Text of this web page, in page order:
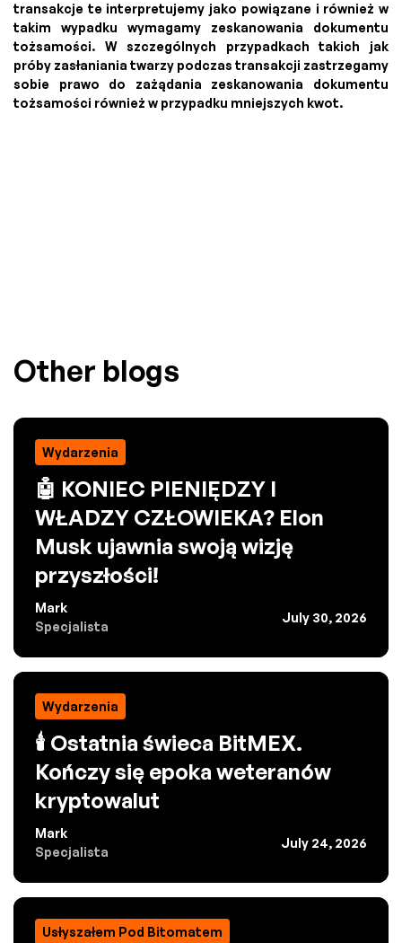
transakcje te interpretujemy jako powiązane i również w
takim wypadku wymagamy zeskanowania dokumentu
tożsamości. W szczególnych przypadkach takich jak
próby zasłaniania twarzy podczas transakcji zastrzegamy
sobie prawo do zażądania zeskanowania dokumentu
tożsamości również w przypadku mniejszych kwot.
Other blogs
Wydarzenia
🤖 KONIEC PIENIĘDZY I
WŁADZY CZŁOWIEKA? Elon
Musk ujawnia swoją wizję
przyszłości!
Mark
Specjalista
July 30, 2026
Wydarzenia
🕯️ Ostatnia świeca BitMEX.
Kończy się epoka weteranów
kryptowalut
Mark
Specjalista
July 24, 2026
Usłyszałem Pod Bitomatem